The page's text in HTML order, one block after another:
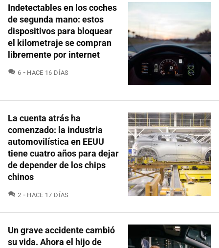
Indetectables en los coches
de segunda mano: estos
dispositivos para bloquear
el kilometraje se compran
libremente por internet
6 COMENTARIOS
HACE 16 DÍAS
La cuenta atrás ha
comenzado: la industria
automovilística en EEUU
tiene cuatro años para dejar
de depender de los chips
chinos
2 COMENTARIOS
HACE 17 DÍAS
Un grave accidente cambió
su vida. Ahora el hijo de